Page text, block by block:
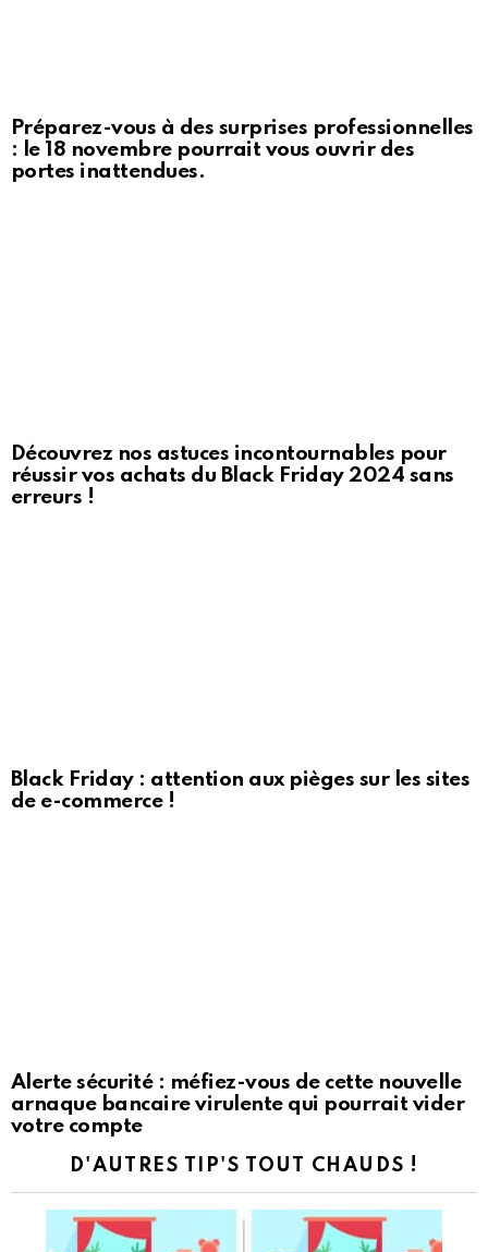
Préparez-vous à des surprises professionnelles
: le 18 novembre pourrait vous ouvrir des
portes inattendues.
Découvrez nos astuces incontournables pour
réussir vos achats du Black Friday 2024 sans
erreurs !
Black Friday : attention aux pièges sur les sites
de e-commerce !
Alerte sécurité : méfiez-vous de cette nouvelle
arnaque bancaire virulente qui pourrait vider
votre compte
D'AUTRES TIP'S TOUT CHAUDS !